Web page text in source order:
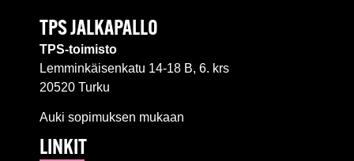
TPS JALKAPALLO
TPS-toimisto
Lemminkäisenkatu 14-18 B, 6. krs
20520 Turku
Auki sopimuksen mukaan
LINKIT